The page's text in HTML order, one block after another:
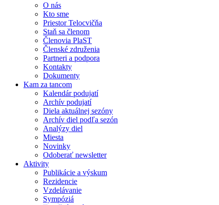
O nás
Kto sme
Priestor Telocvičňa
Staň sa členom
Členovia PlaST
Členské združenia
Partneri a podpora
Kontakty
Dokumenty
Kam za tancom
Kalendár podujatí
Archív podujatí
Diela aktuálnej sezóny
Archív diel podľa sezón
Analýzy diel
Miesta
Novinky
Odoberať newsletter
Aktivity
Publikácie a výskum
Rezidencie
Vzdelávanie
Sympóziá